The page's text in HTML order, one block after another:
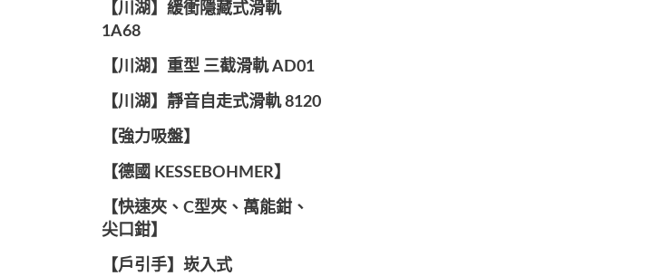
【川湖】緩衝隱藏式滑軌
1A68
【川湖】重型 三截滑軌 AD01
【川湖】靜音自走式滑軌 8120
【強力吸盤】
【德國 KESSEBOHMER】
【快速夾、C型夾、萬能鉗、
尖口鉗】
【戶引手】崁入式